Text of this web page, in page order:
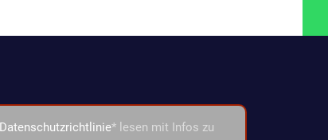
Datenschutzrichtlinie* lesen mit Infos zu